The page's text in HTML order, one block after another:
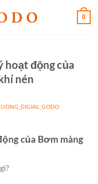
0
hoạt động của
nén
của Bơm màng